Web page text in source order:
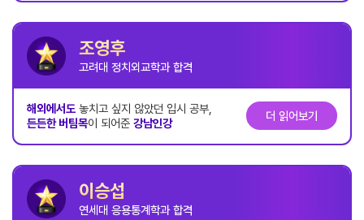
조영후
고려대 정치외교학과 합격
해외에서도 놓치고 싶지 않았던 입시 공부,
든든한 버팀목이 되어준 강남인강
더 읽어보기
이승섭
연세대 응용통계학과 합격